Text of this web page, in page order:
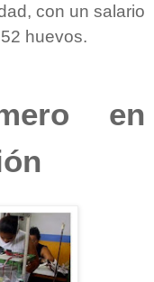
con un salario
huevos.
en